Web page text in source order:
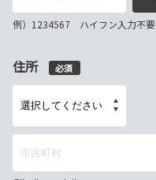
例）1234567 ハイフン入力不要
住所 必須